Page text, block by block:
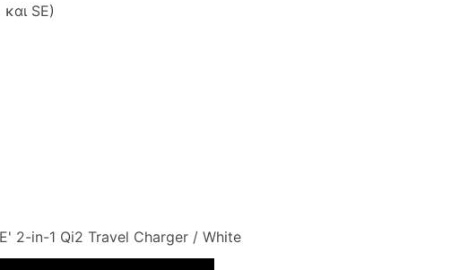
SE)
2-in-1 Qi2 Travel Charger / White